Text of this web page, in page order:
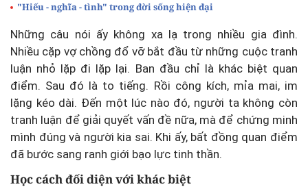
"Hiếu - nghĩa - tình" trong đời sống hiện đại
Những câu nói ấy không xa lạ trong nhiều gia đình.
Nhiều cặp vợ chồng đổ vỡ bắt đầu từ những cuộc tranh
luận nhỏ lặp đi lặp lại. Ban đầu chỉ là khác biệt quan
điểm. Sau đó là to tiếng. Rồi công kích, mỉa mai, im
lặng kéo dài. Đến một lúc nào đó, người ta không còn
tranh luận để giải quyết vấn đề nữa, mà để chứng minh
mình đúng và người kia sai. Khi ấy, bất đồng quan điểm
đã bước sang ranh giới bạo lực tinh thần.
Học cách đối diện với khác biệt